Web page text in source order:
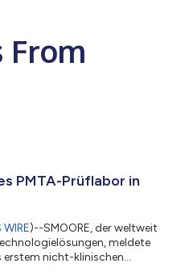
From
PMTA-Prüflabor in
WIRE)--SMOORE, der weltweit
meldete
erstem nicht-klinischen